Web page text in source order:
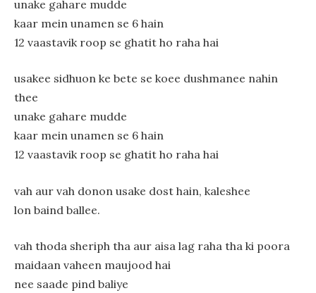
unake gahare mudde
kaar mein unamen se 6 hain
12 vaastavik roop se ghatit ho raha hai
usakee sidhuon ke bete se koee dushmanee nahin
thee
unake gahare mudde
kaar mein unamen se 6 hain
12 vaastavik roop se ghatit ho raha hai
vah aur vah donon usake dost hain, kaleshee
lon baind ballee.
vah thoda sheriph tha aur aisa lag raha tha ki poora
maidaan vaheen maujood hai
nee saade pind baliye